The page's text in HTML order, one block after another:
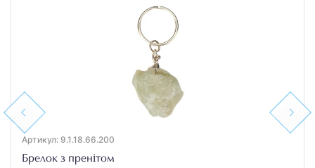
Previous
Артикул: 9.1.18.66.200
Брелок з пренітом
Next